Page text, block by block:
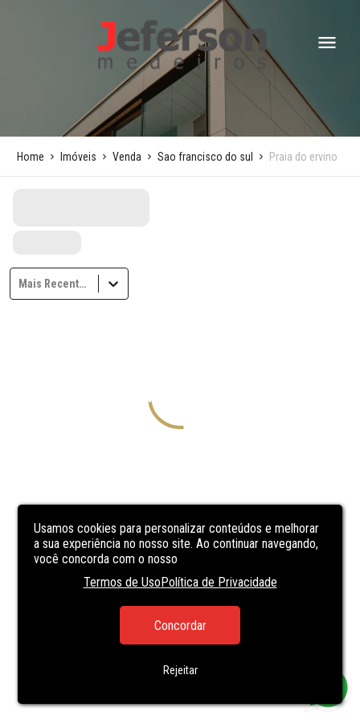
Usamos cookies para personalizar conteúdos e melhorar
a sua experiência no nosso site. Ao continuar navegando,
você concorda com o nosso
Termos de UsoPolítica de Privacidade
Concordar
Rejeitar
Home Imóveis Venda Sao francisco do sul Praia do ervino
Mais Recentes